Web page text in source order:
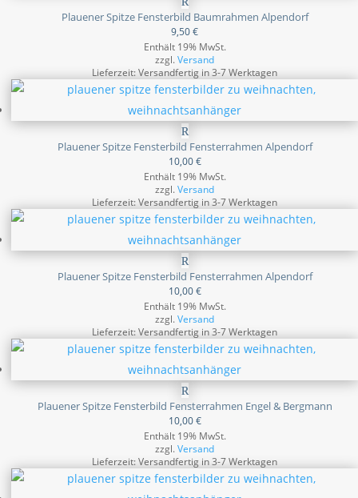
Plauener Spitze Fensterbild Baumrahmen Alpendorf
9,50€
Enthält 19% MwSt.
zzgl.Versand
Lieferzeit: Versandfertig in 3-7 Werktagen
Plauener Spitze Fensterbild Fensterrahmen Alpendorf
10,00€
Enthält 19% MwSt.
zzgl.Versand
Lieferzeit: Versandfertig in 3-7 Werktagen
Plauener Spitze Fensterbild Fensterrahmen Alpendorf
10,00€
Enthält 19% MwSt.
zzgl.Versand
Lieferzeit: Versandfertig in 3-7 Werktagen
Plauener Spitze Fensterbild Fensterrahmen Engel & Bergmann
10,00€
Enthält 19% MwSt.
zzgl.Versand
Lieferzeit: Versandfertig in 3-7 Werktagen